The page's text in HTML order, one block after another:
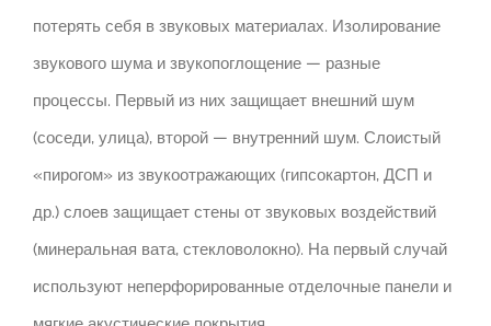
потерять себя в звуковых материалах. Изолирование
звукового шума и звукопоглощение — разные
процессы. Первый из них защищает внешний шум
(соседи, улица), второй — внутренний шум. Слоистый
«пирогом» из звукоотражающих (гипсокартон, ДСП и
др.) слоев защищает стены от звуковых воздействий
(минеральная вата, стекловолокно). На первый случай
используют неперфорированные отделочные панели и